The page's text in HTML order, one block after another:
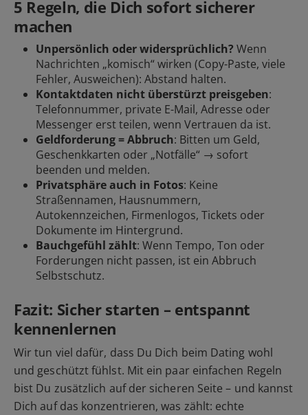
5 Regeln, die Dich sofort sicherer
machen
Unpersönlich oder widersprüchlich? Wenn
Nachrichten „komisch“ wirken (Copy-Paste, viele
Fehler, Ausweichen): Abstand halten.
Kontaktdaten nicht überstürzt preisgeben:
Telefonnummer, private E-Mail, Adresse oder
Messenger erst teilen, wenn Vertrauen da ist.
Geldforderung = Abbruch: Bitten um Geld,
Geschenkkarten oder „Notfälle“ → sofort
beenden und melden.
Privatsphäre auch in Fotos: Keine
Straßennamen, Hausnummern,
Autokennzeichen, Firmenlogos, Tickets oder
Dokumente im Hintergrund.
Bauchgefühl zählt: Wenn Tempo, Ton oder
Forderungen nicht passen, ist ein Abbruch
Selbstschutz.
Fazit: Sicher starten – entspannt
kennenlernen
Wir tun viel dafür, dass Du Dich beim Dating wohl
und geschützt fühlst. Mit ein paar einfachen Regeln
bist Du zusätzlich auf der sicheren Seite – und kannst
Dich auf das konzentrieren, was zählt: echte